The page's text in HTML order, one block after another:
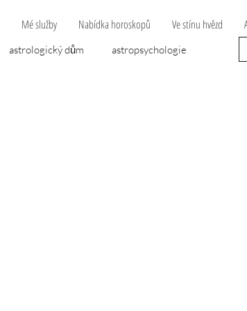
Mé služby Nabídka horoskopů Ve stínu hvězd
astrologický dům astropsychologie